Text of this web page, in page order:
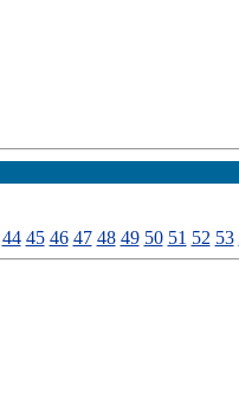
44 45 46 47 48 49 50 51 52 53